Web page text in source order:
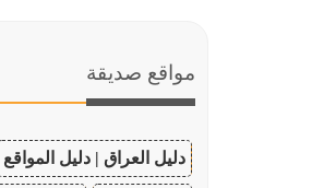
مواقع صديقة
دليل العراق | دليل المواقع